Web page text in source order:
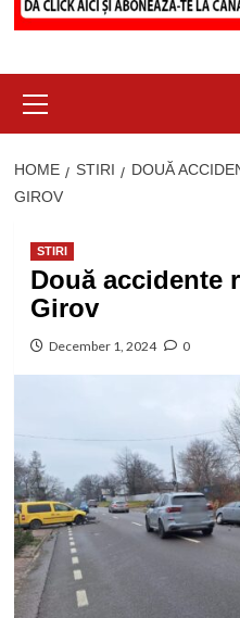
Menu
HOME STIRI
DOUĂ
GIROV
STIRI
Două accidente
Girov
December 1, 2024 0